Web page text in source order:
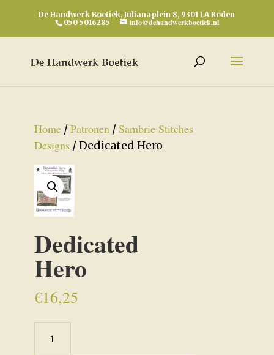
De Handwerk Boetiek, Julianaplein 8, 9301 LA Roden
050 5016285
info@dehandwerkboetiek.nl
Home/Patronen/ Sambrie Stitches
Designs / Dedicated Hero
Dedicated
Hero
€16,25
Hero